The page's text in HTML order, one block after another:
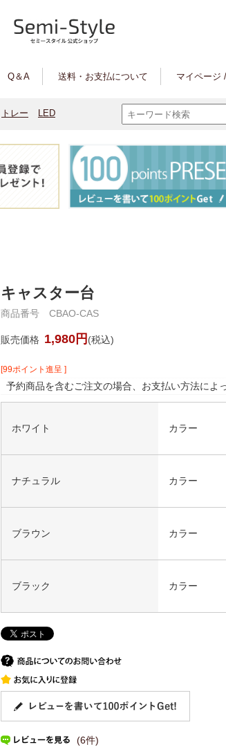
Q＆A 送料・お支払について マイページ
トレー LED
キャスター台
商品番号 CBAO-CAS
販売価格 1,980円 (税込)
[99ポイント進呈 ]
予約商品を含むご注文の場合、お支払い方法によ
ホワイト カラー
ナチュラル カラー
ブラウン カラー
ブラック カラー
(6件)